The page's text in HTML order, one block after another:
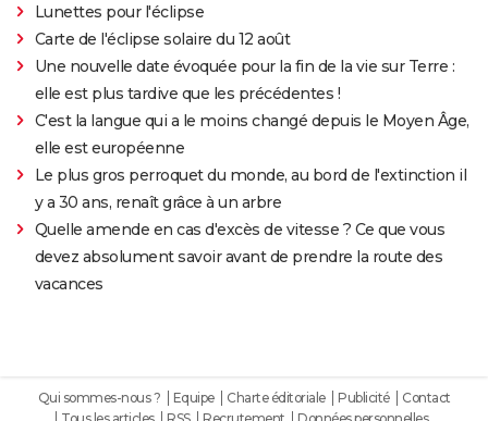
Lunettes pour l'éclipse
Carte de l'éclipse solaire du 12 août
Une nouvelle date évoquée pour la fin de la vie sur Terre :
elle est plus tardive que les précédentes !
C'est la langue qui a le moins changé depuis le Moyen Âge,
elle est européenne
Le plus gros perroquet du monde, au bord de l'extinction il
y a 30 ans, renaît grâce à un arbre
Quelle amende en cas d'excès de vitesse ? Ce que vous
devez absolument savoir avant de prendre la route des
vacances
Qui sommes-nous ? Equipe Charte éditoriale Publicité
Contact